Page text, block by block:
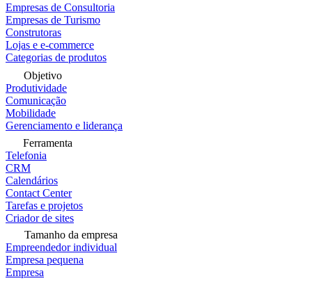
Empresas de Consultoria
Empresas de Turismo
Construtoras
Lojas e e-commerce
Categorias de produtos
Objetivo
Produtividade
Comunicação
Mobilidade
Gerenciamento e liderança
Ferramenta
Telefonia
CRM
Calendários
Contact Center
Tarefas e projetos
Criador de sites
Tamanho da empresa
Empreendedor individual
Empresa pequena
Empresa